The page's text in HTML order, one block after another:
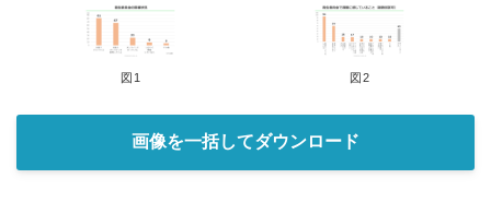
図1 図2
画像を一括してダウンロード
English